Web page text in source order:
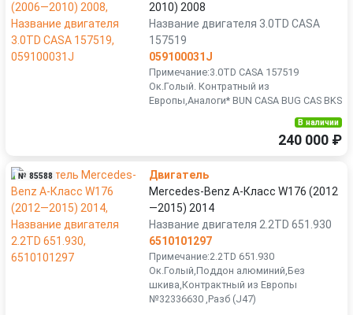
2010) 2008
Название двигателя 3.0TD CASA
157519
059100031J
Примечание:3.0TD CASA 157519
Ок.Голый. Контратный из
Европы,Аналоги* BUN CASA BUG CAS BKS
В наличии
240 000 ₽
№ 85588
Двигатель
Mercedes-Benz A-Класс W176 (2012
—2015) 2014
Название двигателя 2.2TD 651.930
6510101297
Примечание:2.2TD 651.930
Ок.Голый,Поддон алюминий,Без
шкива,Контрактный из Европы
№32336630 ,Разб (J47)